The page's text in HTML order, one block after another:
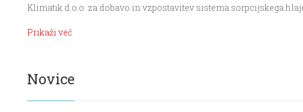
Klimatik d.o.o. za dobavo in vzpostavitev sistema sorpcijskega
Prikaži več
Novice